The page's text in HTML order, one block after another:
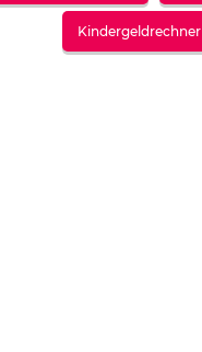
Kindergeldrechner